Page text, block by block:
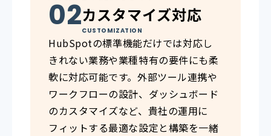
カスタマイズ対応
CUSTOMIZATION
HubSpotの標準機能だけでは対応し
きれない業務や業種特有の要件にも柔
軟に対応可能です。外部ツール連携や
ワークフローの設計、ダッシュボード
のカスタマイズなど、貴社の運用に
フィットする最適な設定と構築を一緒